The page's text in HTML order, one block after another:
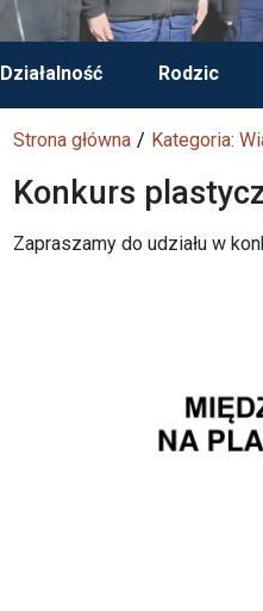
Działalność Rodzic
Strona główna Kategoria:
Konkurs
Zapraszamy do udziału w